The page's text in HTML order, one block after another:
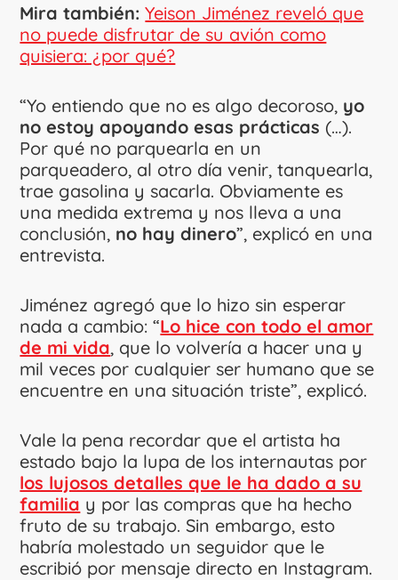
Mira también:Yeison Jiménez reveló que
no puede disfrutar de su avión como
quisiera: ¿por qué?
“Yo entiendo que no es algo decoroso, yo
no estoy apoyando esas prácticas (…).
Por qué no parquearla en un
parqueadero, al otro día venir, tanquearla,
trae gasolina y sacarla. Obviamente es
una medida extrema y nos lleva a una
conclusión, no hay dinero”, explicó en una
entrevista.
Jiménez agregó que lo hizo sin esperar
nada a cambio: “Lo hice con todo el amor
de mi vida, que lo volvería a hacer una y
mil veces por cualquier ser humano que se
encuentre en una situación triste”, explicó.
Vale la pena recordar que el artista ha
estado bajo la lupa de los internautas por
los lujosos detalles que le ha dado a su
familia y por las compras que ha hecho
fruto de su trabajo. Sin embargo, esto
habría molestado un seguidor que le
escribió por mensaje directo en Instagram.